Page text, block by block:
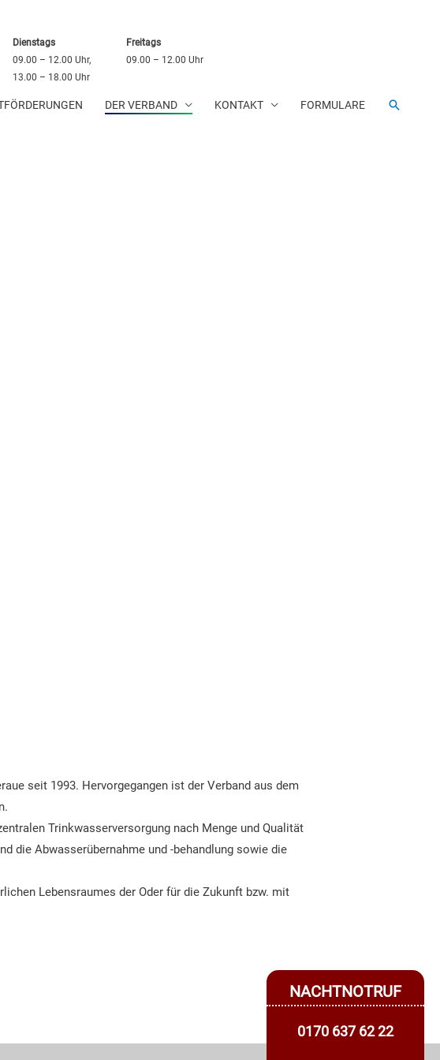
NACHTNOTRUF
0170 637 62 22
Dienstags
09.00 – 12.00 Uhr,
13.00 – 18.00 Uhr
Freitags
09.00 – 12.00 Uhr
DER VERBAND KONTAKT FORMULARE SUCHE
seit 1993. Hervorgegangen ist der Verband aus dem
Trinkwasserversorgung nach Menge und Qualität
die Abwasserübernahme und -behandlung sowie die
Lebensraumes der Oder für die Zukunft bzw. mit